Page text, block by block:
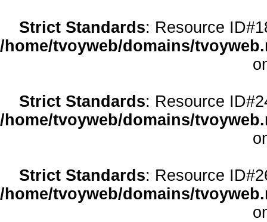
Strict Standards: Resource
/home/tvoyweb/domains/
Strict Standards: Resource
/home/tvoyweb/domains/
Strict Standards: Resource
/home/tvoyweb/domains/